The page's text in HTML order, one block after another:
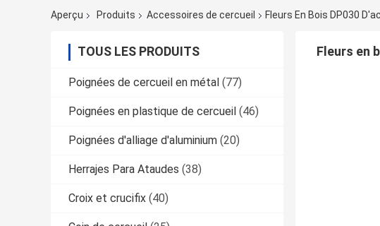
Aperçu Produits Accessoires de cercueil Fleurs En Bois DP030
TOUS LES PRODUITS
Poignées de cercueil en métal (77)
Poignées en plastique de cercueil (46)
Poignées d'alliage d'aluminium (20)
Herrajes Para Ataudes (38)
Croix et crucifix (40)
Fleurs en